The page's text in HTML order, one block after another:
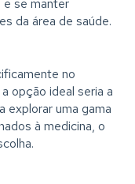
e se manter
da área de saúde.
no
opção ideal seria a
explorar uma gama
à medicina, o